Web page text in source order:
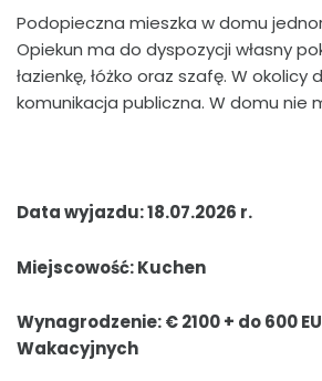
Podopieczna mieszka w domu
Opiekun ma do dyspozycji własny
łazienkę, łóżko oraz szafę. W
komunikacja publiczna. W domu nie
Data wyjazdu: 18.07.2026 r.
Miejscowość: Kuchen
Wynagrodzenie: € 2100 + do 600
Wakacyjnych